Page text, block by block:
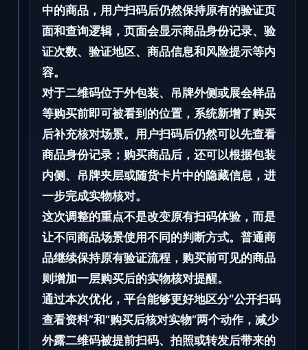
中的商品，用户扫码后仍然保持原有的验证页
面和查询逻辑，页面会显示商品身份记录、验
证次数、验证地区、商品信息和风险提示等内
容。
对于二维码位于外包装、吊牌外侧或展会样品
等购买前即可被看到的位置，系统新增了购买
后补充核对场景。用户扫码后仍然可以先查看
商品身份记录；购买商品后，还可以根据包装
内侧、吊牌夹层或随货卡片中的隐藏信息，进
一步完成实物核对。
这次调整的重点不是改变原有扫码体验，而是
让不同商品场景使用不同的判断方式。普通商
品继续保持原有验证流程，购买前可见的商品
则增加一层购买后的实物核对提醒。
通过本次优化，平台能够更好地区分“公开扫码
查看资料”和“购买后核对实物”两个动作，减少
外露二维码被提前扫码、拍照或转发后带来的